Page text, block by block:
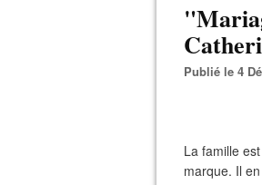
Publié le 4
La famille
marque. Il